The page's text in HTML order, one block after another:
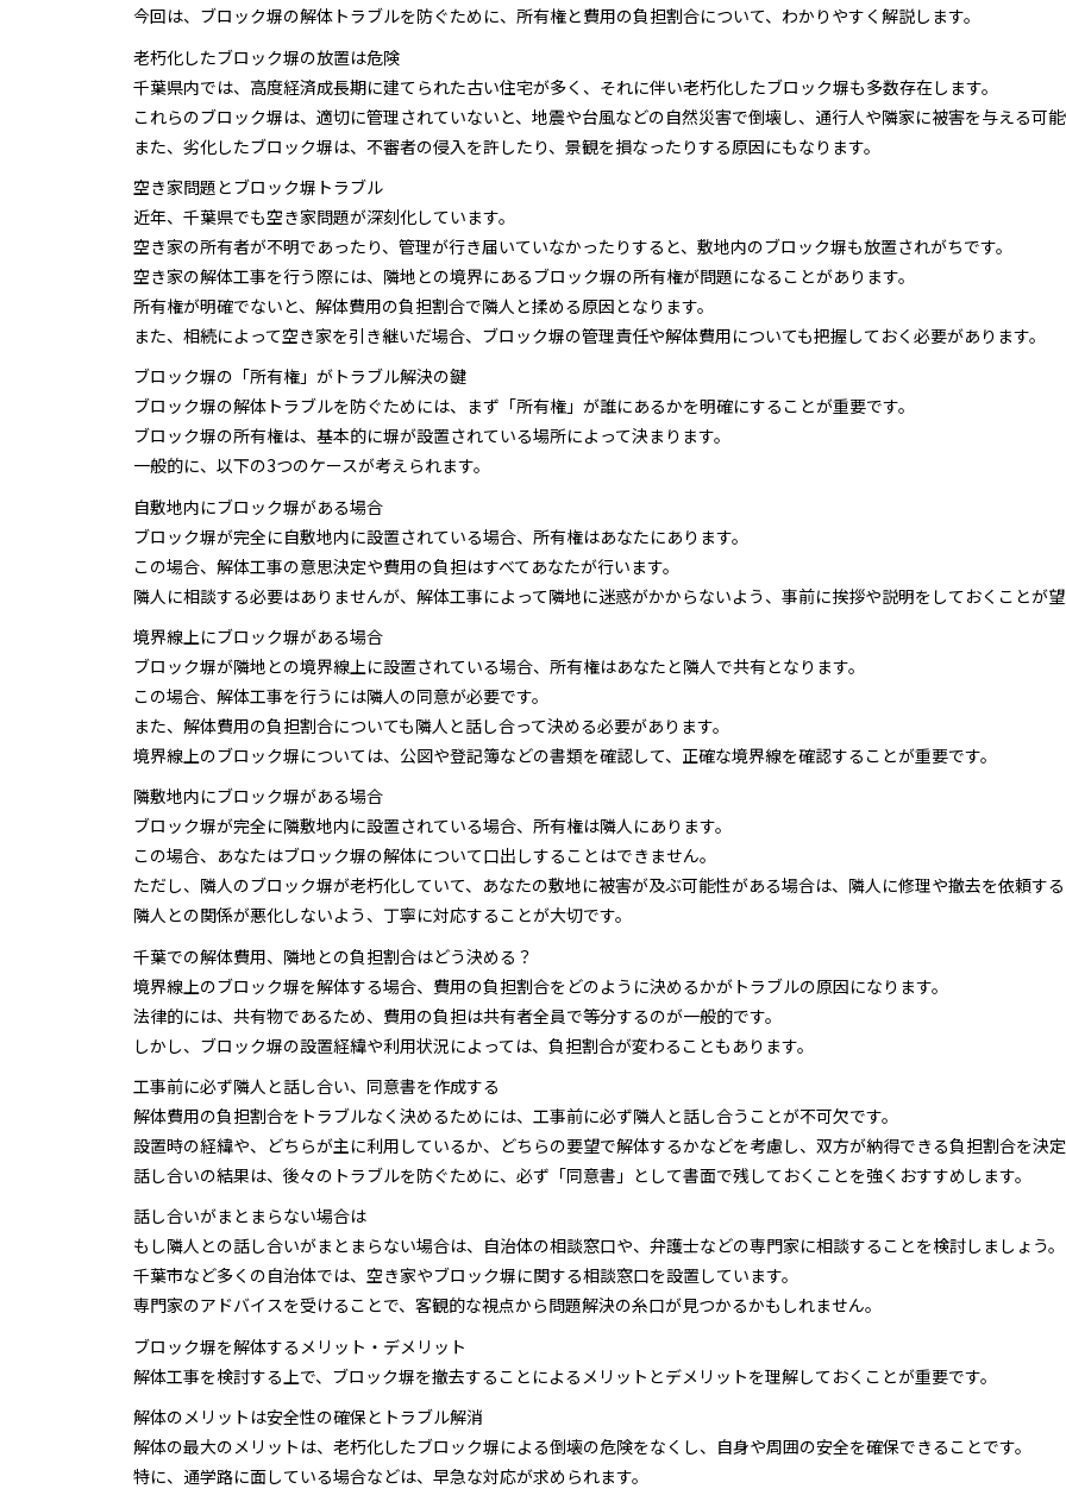
今回は、ブロック塀の解体トラブルを防ぐために、所有権と費用の負担割合について、わかりやすく解説します。
老朽化したブロック塀の放置は危険
千葉県内では、高度経済成長期に建てられた古い住宅が多く、それに伴い老朽化したブロック塀も多数存在します。
これらのブロック塀は、適切に管理されていないと、地震や台風などの自然災害で倒壊し、通行人や隣家に被害を与える可能
また、劣化したブロック塀は、不審者の侵入を許したり、景観を損なったりする原因にもなります。
空き家問題とブロック塀トラブル
近年、千葉県でも空き家問題が深刻化しています。
空き家の所有者が不明であったり、管理が行き届いていなかったりすると、敷地内のブロック塀も放置されがちです。
空き家の解体工事を行う際には、隣地との境界にあるブロック塀の所有権が問題になることがあります。
所有権が明確でないと、解体費用の負担割合で隣人と揉める原因となります。
また、相続によって空き家を引き継いだ場合、ブロック塀の管理責任や解体費用についても把握しておく必要があります。
ブロック塀の「所有権」がトラブル解決の鍵
ブロック塀の解体トラブルを防ぐためには、まず「所有権」が誰にあるかを明確にすることが重要です。
ブロック塀の所有権は、基本的に塀が設置されている場所によって決まります。
一般的に、以下の3つのケースが考えられます。
自敷地内にブロック塀がある場合
ブロック塀が完全に自敷地内に設置されている場合、所有権はあなたにあります。
この場合、解体工事の意思決定や費用の負担はすべてあなたが行います。
隣人に相談する必要はありませんが、解体工事によって隣地に迷惑がかからないよう、事前に挨拶や説明をしておくことが望
境界線上にブロック塀がある場合
ブロック塀が隣地との境界線上に設置されている場合、所有権はあなたと隣人で共有となります。
この場合、解体工事を行うには隣人の同意が必要です。
また、解体費用の負担割合についても隣人と話し合って決める必要があります。
境界線上のブロック塀については、公図や登記簿などの書類を確認して、正確な境界線を確認することが重要です。
隣敷地内にブロック塀がある場合
ブロック塀が完全に隣敷地内に設置されている場合、所有権は隣人にあります。
この場合、あなたはブロック塀の解体について口出しすることはできません。
ただし、隣人のブロック塀が老朽化していて、あなたの敷地に被害が及ぶ可能性がある場合は、隣人に修理や撤去を依頼する
隣人との関係が悪化しないよう、丁寧に対応することが大切です。
千葉での解体費用、隣地との負担割合はどう決める？
境界線上のブロック塀を解体する場合、費用の負担割合をどのように決めるかがトラブルの原因になります。
法律的には、共有物であるため、費用の負担は共有者全員で等分するのが一般的です。
しかし、ブロック塀の設置経緯や利用状況によっては、負担割合が変わることもあります。
工事前に必ず隣人と話し合い、同意書を作成する
解体費用の負担割合をトラブルなく決めるためには、工事前に必ず隣人と話し合うことが不可欠です。
設置時の経緯や、どちらが主に利用しているか、どちらの要望で解体するかなどを考慮し、双方が納得できる負担割合を決定
話し合いの結果は、後々のトラブルを防ぐために、必ず「同意書」として書面で残しておくことを強くおすすめします。
話し合いがまとまらない場合は
もし隣人との話し合いがまとまらない場合は、自治体の相談窓口や、弁護士などの専門家に相談することを検討しましょう。
千葉市など多くの自治体では、空き家やブロック塀に関する相談窓口を設置しています。
専門家のアドバイスを受けることで、客観的な視点から問題解決の糸口が見つかるかもしれません。
ブロック塀を解体するメリット・デメリット
解体工事を検討する上で、ブロック塀を撤去することによるメリットとデメリットを理解しておくことが重要です。
解体のメリットは安全性の確保とトラブル解消
解体の最大のメリットは、老朽化したブロック塀による倒壊の危険をなくし、自身や周囲の安全を確保できることです。
特に、通学路に面している場合などは、早急な対応が求められます。